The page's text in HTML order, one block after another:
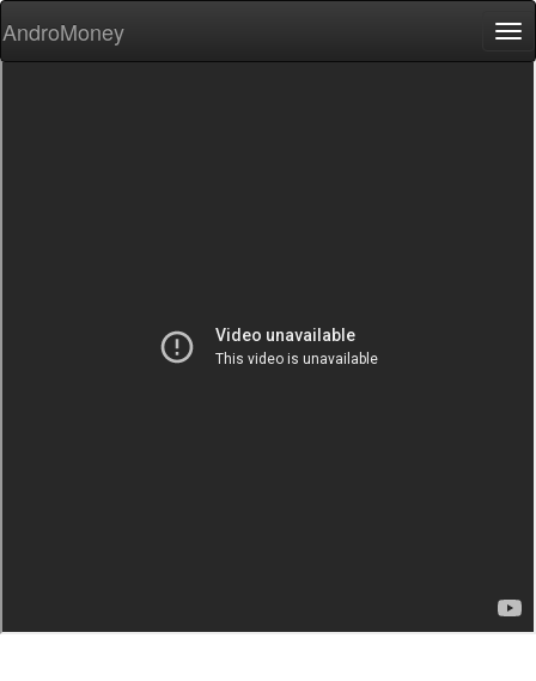
AndroMoney